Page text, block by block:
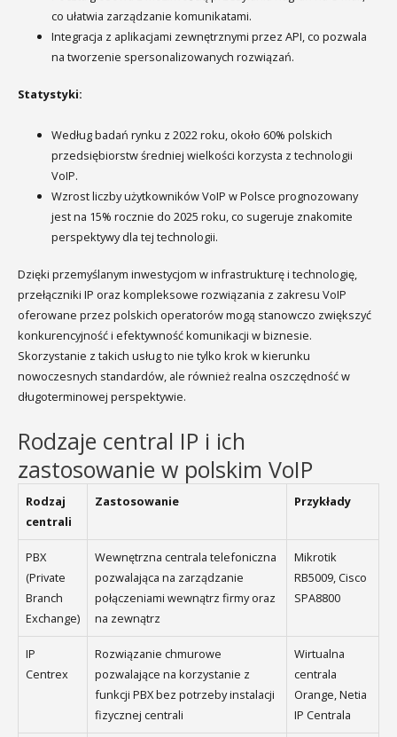
co ułatwia zarządzanie komunikatami.
Integracja z aplikacjami zewnętrznymi przez API, co pozwala
na tworzenie spersonalizowanych rozwiązań.
Statystyki:
Według badań rynku z 2022 roku, około 60% polskich
przedsiębiorstw średniej wielkości korzysta z technologii
VoIP.
Wzrost liczby użytkowników VoIP w Polsce prognozowany
jest na 15% rocznie do 2025 roku, co sugeruje znakomite
perspektywy dla tej technologii.
Dzięki przemyślanym inwestycjom w infrastrukturę i technologię,
przełączniki IP oraz kompleksowe rozwiązania z zakresu VoIP
oferowane przez polskich operatorów mogą stanowczo zwiększyć
konkurencyjność i efektywność komunikacji w biznesie.
Skorzystanie z takich usług to nie tylko krok w kierunku
nowoczesnych standardów, ale również realna oszczędność w
długoterminowej perspektywie.
Rodzaje central IP i ich
zastosowanie w polskim VoIP
Rodzaj
centrali
Zastosowanie Przykłady
PBX
(Private
Branch
Exchange)
Wewnętrzna centrala telefoniczna
pozwalająca na zarządzanie
połączeniami wewnątrz firmy oraz
na zewnątrz
Mikrotik
RB5009, Cisco
SPA8800
IP
Centrex
Rozwiązanie chmurowe
pozwalające na korzystanie z
funkcji PBX bez potrzeby instalacji
fizycznej centrali
Wirtualna
centrala
Orange, Netia
IP Centrala